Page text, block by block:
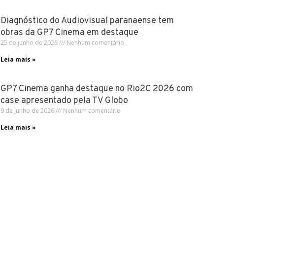
Diagnóstico do Audiovisual paranaense tem
obras da GP7 Cinema em destaque
25 de junho de 2026
Nenhum comentário
Leia mais »
GP7 Cinema ganha destaque no Rio2C 2026 com
case apresentado pela TV Globo
9 de junho de 2026
Nenhum comentário
Leia mais »